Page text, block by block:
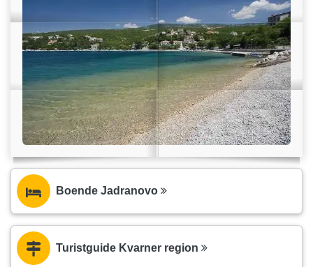
Boende Jadranovo
Turistguide Kvarner region